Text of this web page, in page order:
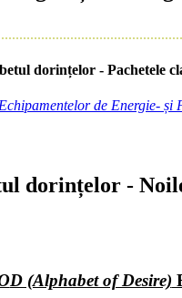
dorințelor - Pachetele
dorințelor -
D (Alphabet of Desire)